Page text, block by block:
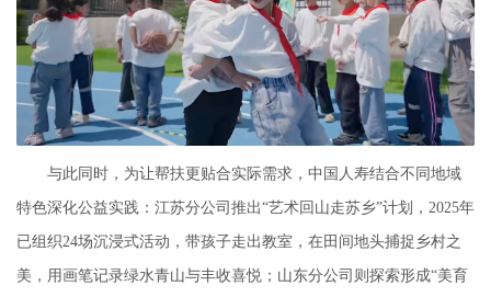
与此同时，为让帮扶更贴合实际需求，中国人寿结合不同地域
特色深化公益实践：江苏分公司推出“艺术回山走苏乡”计划，2025年
已组织24场沉浸式活动，带孩子走出教室，在田间地头捕捉乡村之
美，用画笔记录绿水青山与丰收喜悦；山东分公司则探索形成“美育